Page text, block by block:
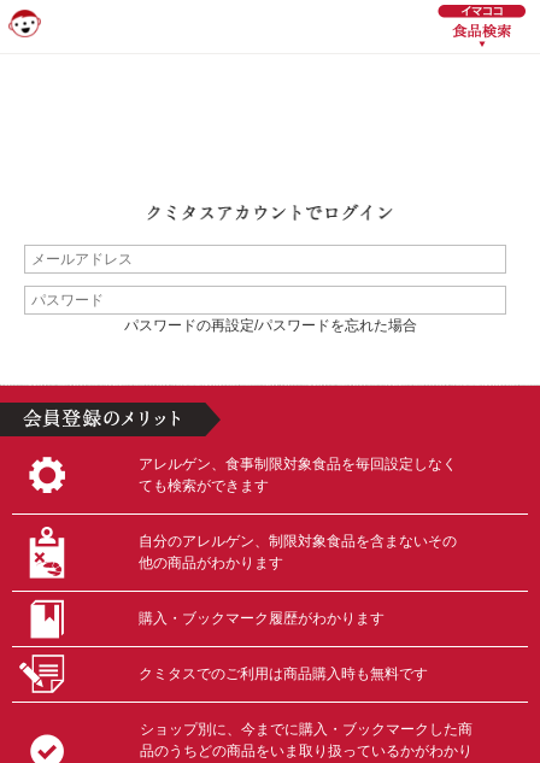
パスワードの再設定/パスワードを忘れた場合
アレルゲン、食事制限対象食品を毎回設定しなく
ても検索ができます
自分のアレルゲン、制限対象食品を含まないその
他の商品がわかります
購入・ブックマーク履歴がわかります
クミタスでのご利用は商品購入時も無料です
ショップ別に、今までに購入・ブックマークした商
品のうちどの商品をいま取り扱っているかがわかり